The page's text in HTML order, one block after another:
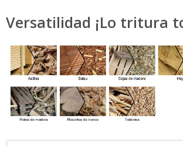
Versatilidad ¡Lo tritura